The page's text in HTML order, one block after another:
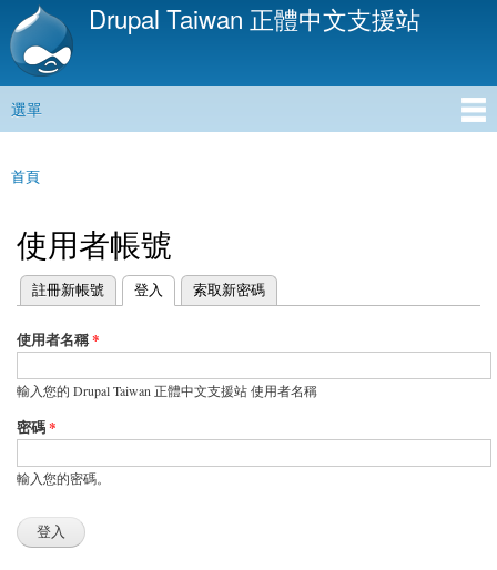
移
內
Drupal Taiwan 正體中文支援站
主選單
選單
您在這裡
首頁
使用者帳號
主要索引標籤
註冊新帳號 登入
(作用中頁籤) 索取新密碼
使用者名稱*
輸入您的 Drupal Taiwan 正體中文支援站 使用者名稱
密碼*
輸入您的密碼。